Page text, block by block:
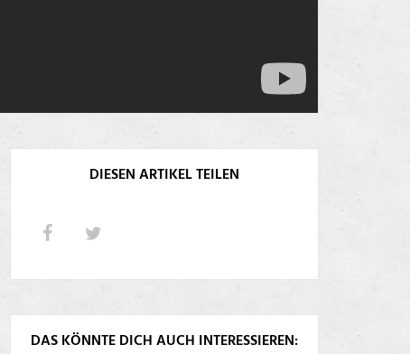
DIESEN ARTIKEL TEILEN
DAS KÖNNTE DICH AUCH INTERESSIEREN: